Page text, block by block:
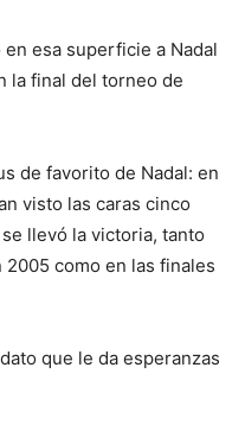
esa superficie a Nadal
la final del torneo de
de favorito de Nadal: en
visto las caras cinco
llevó la victoria, tanto
como en las finales
que le da esperanzas